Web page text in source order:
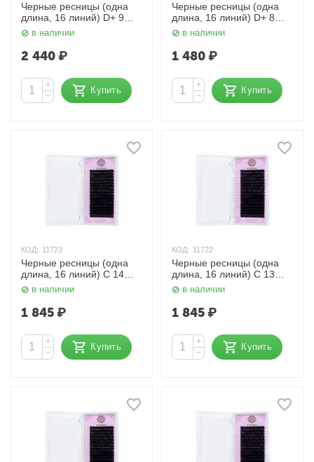
Черные ресницы (одна
длина, 16 линий) D+ 9
мм. 0,10 мм. Enigma
в наличии
2 440₽
+
−
Купить
Черные ресницы (одна
длина, 16 линий) D+ 8
мм. 0,10 мм. Enigma
в наличии
1 480₽
+
−
Купить
КОД: 11723
Черные ресницы (одна
длина, 16 линий) C 14
мм. 0,10 мм. Enigma
в наличии
1 845₽
+
−
Купить
КОД: 11722
Черные ресницы (одна
длина, 16 линий) C 13
мм. 0,10 мм. Enigma
в наличии
1 845₽
+
−
Купить